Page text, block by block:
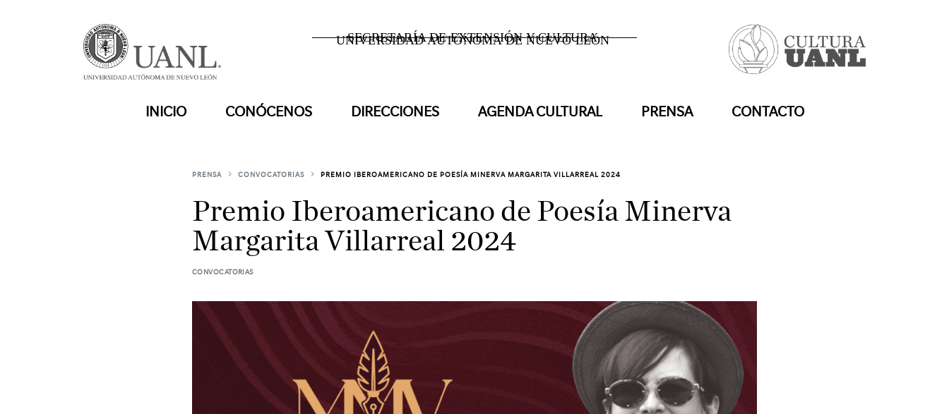
UNIVERSIDAD AUTÓNOMA DE NUEVO LEÓN
SECRETARÍA DE EXTENSIÓN Y CULTURA
INICIO CONÓCENOS DIRECCIONES AGENDA CULTURAL PRENSA CONTACTO
PRENSA CONVOCATORIAS PREMIO IBEROAMERICANO DE POESÍA MINERVA MARGARITA VILLARREAL 2024
Premio Iberoamericano de Poesía Minerva
Margarita Villarreal 2024
CONVOCATORIAS